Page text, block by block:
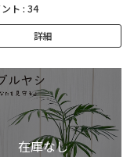
ト : 34
詳細